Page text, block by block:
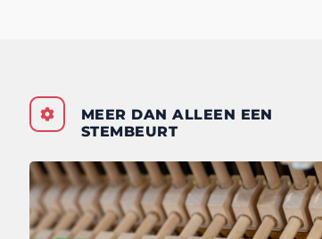
MEER DAN ALLEEN EEN
STEMBEURT